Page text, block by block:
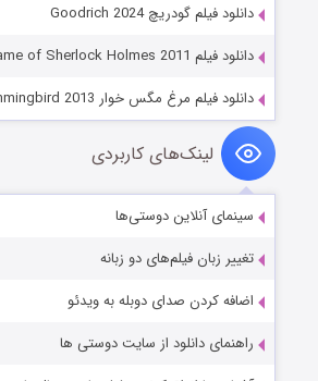
دانلود فیلم گودریچ Goodrich 2024
دانلود فیلم In the Name of Sherlock Holmes 2011
دانلود فیلم مرغ مگس خوار Hummingbird 2013
لینک‌های کاربردی
سینمای آنلاین دوستی‌ها
تغییر زبان فیلم‌های دو زبانه
اضافه کردن صدای دوبله به ویدئو
راهنمای دانلود از سایت دوستی ها